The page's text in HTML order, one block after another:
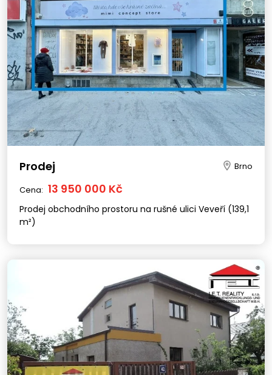
Prodej Brno
Cena: 13 950 000 Kč
Prodej obchodního prostoru na rušné ulici Veveří (139,1
m²)